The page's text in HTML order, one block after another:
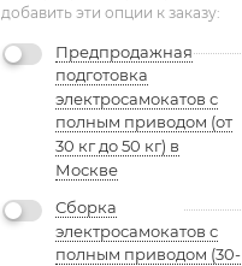
добавить эти опции к заказу:
Предпродажная
подготовка
электросамокатов с
полным приводом (от
30 кг до 50 кг) в
Москве
Сборка
электросамокатов с
полным приводом (30-